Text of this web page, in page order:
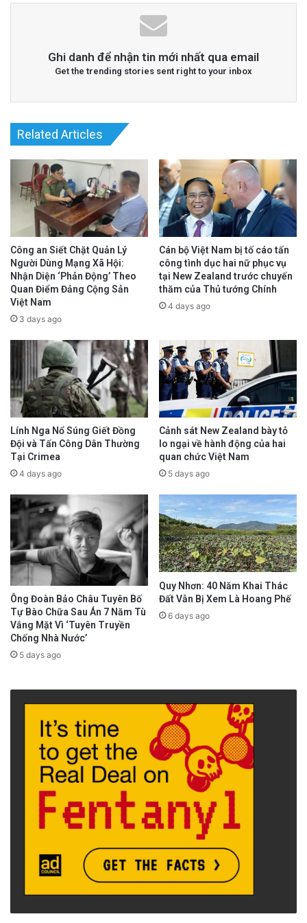
Ghi danh để nhận tin mới nhất qua email
Get the trending stories sent right to your inbox
Related Articles
Công an Siết Chặt Quản Lý
Người Dùng Mạng Xã Hội:
Nhận Diện ‘Phản Động’ Theo
Quan Điểm Đảng Cộng Sản
Việt Nam
3 days ago
Cán bộ Việt Nam bị tố cáo tấn
công tình dục hai nữ phục vụ
tại New Zealand trước chuyến
thăm của Thủ tướng Chính
4 days ago
Lính Nga Nổ Súng Giết Đồng
Đội và Tấn Công Dân Thường
Tại Crimea
4 days ago
Cảnh sát New Zealand bày tỏ
lo ngại về hành động của hai
quan chức Việt Nam
5 days ago
Ông Đoàn Bảo Châu Tuyên Bố
Tự Bào Chữa Sau Án 7 Năm Tù
Vắng Mặt Vì ‘Tuyên Truyền
Chống Nhà Nước’
5 days ago
Quy Nhơn: 40 Năm Khai Thác
Đất Vẫn Bị Xem Là Hoang Phế
6 days ago